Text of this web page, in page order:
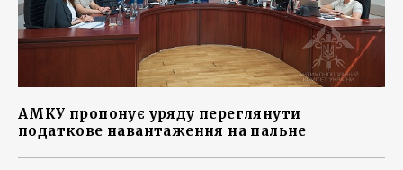
АМКУ пропонує уряду переглянути
податкове навантаження на пальне